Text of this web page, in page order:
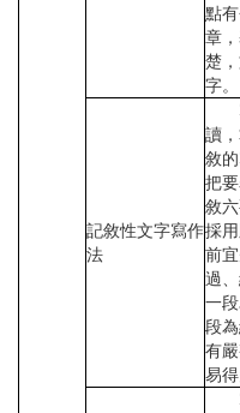
點
章
楚
字。
記敘性文字寫作
法
寫
讀
敘
把
敘
採
前
過
一
段
有
易得
寫